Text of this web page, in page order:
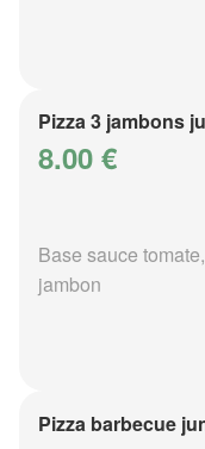
Pizza 3 jambons
8.00 €
Base sauce
jambon
Pizza barbecue